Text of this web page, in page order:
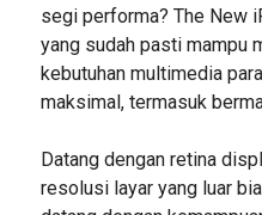
segi performa? The New
yang sudah pasti mampu
kebutuhan multimedia
maksimal, termasuk
Datang dengan retina
resolusi layar yang luar